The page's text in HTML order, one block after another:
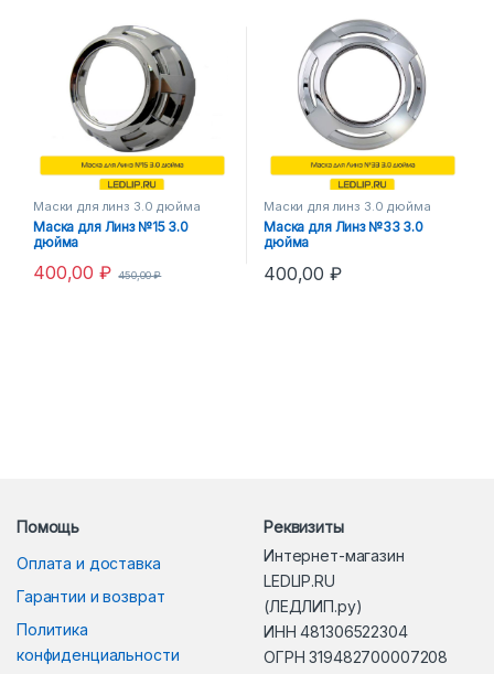
Маски для линз 3.0 дюйма
Маска для Линз №15 3.0
дюйма
400,00₽ 450,00₽
Маски для линз 3.0 дюйма
Маска для Линз №33 3.0
дюйма
400,00₽
Помощь
Оплата и доставка
Гарантии и возврат
Политика
конфиденциальности
Реквизиты
Интернет-магазин
LEDLIP.RU
(ЛЕДЛИП.ру)
ИНН 481306522304
ОГРН 319482700007208